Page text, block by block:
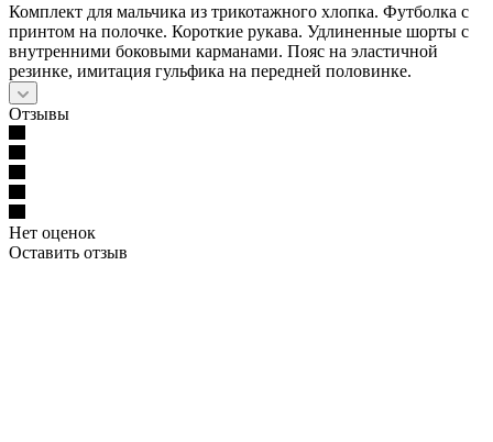
Комплект для мальчика из трикотажного хлопка. Футболка с
принтом на полочке. Короткие рукава. Удлиненные шорты с
внутренними боковыми карманами. Пояс на эластичной
резинке, имитация гульфика на передней половинке.
Отзывы
Нет оценок
Оставить отзыв